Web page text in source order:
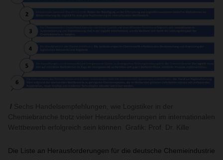
Die Liste an Herausforderungen für die deutsche Chemieindustrie